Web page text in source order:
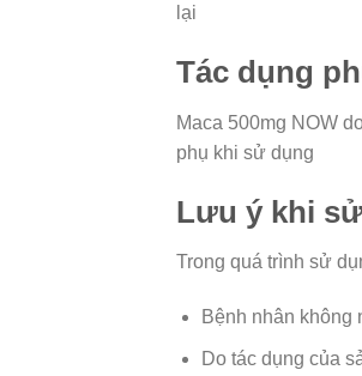
lại
Tác dụng
Maca 500mg NOW
phụ khi sử dụng
Lưu ý khi
Trong quá trình sử
Bệnh nhân
Do tác dụng của